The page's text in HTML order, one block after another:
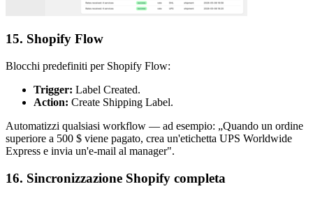
15. Shopify Flow
Blocchi predefiniti per Shopify Flow:
Trigger: Label Created.
Action: Create Shipping Label.
Automatizzi qualsiasi workflow — ad esempio: „Quando un ordine
superiore a 500 $ viene pagato, crea un'etichetta UPS Worldwide
Express e invia un'e-mail al manager".
16. Sincronizzazione Shopify completa